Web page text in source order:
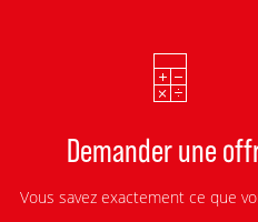
Demander une
Vous savez exactement ce que